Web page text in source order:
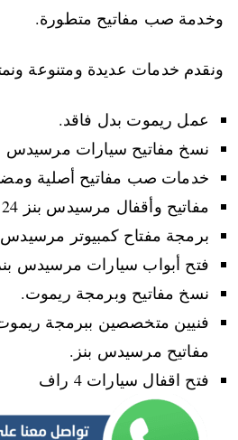
وخدمة صب مفاتيح متطورة.
ونقدم خدمات عديدة ومتنوعة
عمل ريموت بدل فاقد.
نسخ مفاتيح سيارات مرسيدس
خدمات صب مفاتيح أصلية
مفاتيح وأقفال مرسيدس بنز 24 ساعة.
برمجة مفتاح كمبيوتر مرسيدس
فتح أبواب سيارات مرسيدس
نسخ مفاتيح وبرمجة ريموت.
فنيين متخصصين ببرمجة
مفاتيح مرسيدس بنز.
فتح اقفال سيارات 4 راف